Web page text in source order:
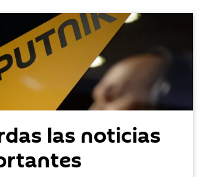
las noticias